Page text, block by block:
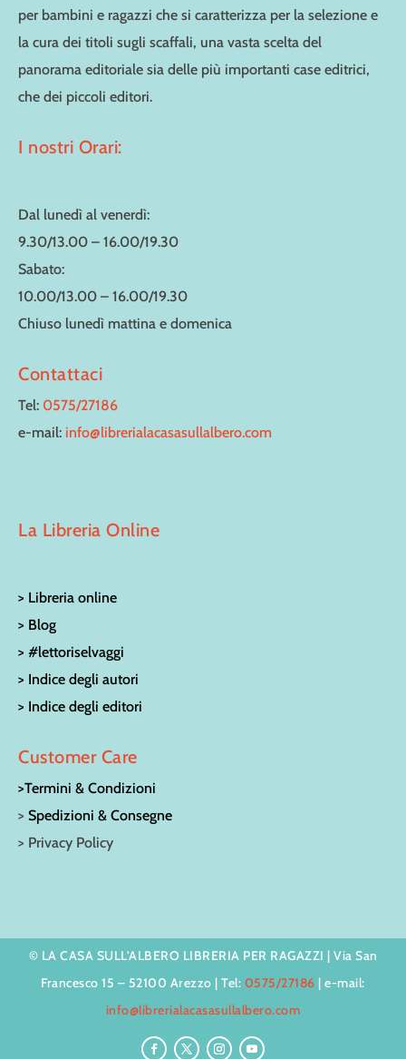
per bambini e ragazzi che si caratterizza per la selezione e
la cura dei titoli sugli scaffali, una vasta scelta del
panorama editoriale sia delle più importanti case editrici,
che dei piccoli editori.
I nostri Orari:
Dal lunedì al venerdì:
9.30/13.00 – 16.00/19.30
Sabato:
10.00/13.00 – 16.00/19.30
Chiuso lunedì mattina e domenica
Contattaci
Tel: 0575/27186
e-mail: info@librerialacasasullalbero.com
La Libreria Online
> Libreria online
> Blog
> #lettoriselvaggi
> Indice degli autori
> Indice degli editori
Customer Care
>Termini & Condizioni
>Spedizioni & Consegne
> Privacy Policy
© LA CASA SULL’ALBERO LIBRERIA PER RAGAZZI | Via San
Francesco 15 – 52100 Arezzo | Tel: 0575/27186 | e-mail:
info@librerialacasasullalbero.com